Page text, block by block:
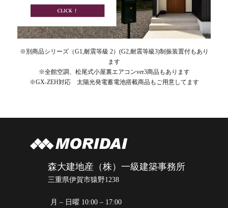
※別商品シリーズ（G1,耐震等級 2）(G2,耐震等級3)制振装置付もあり
ます
※全館空調、松尾式小屋裏エアコンver3商品もあります
※GX-ZEH対応 太陽光発電蓄電池搭載商品もご用意してます
森大建地産（株）一級建築事務所
三重県伊賀市猿野1238
月 – 日曜 10:00 – 17:00